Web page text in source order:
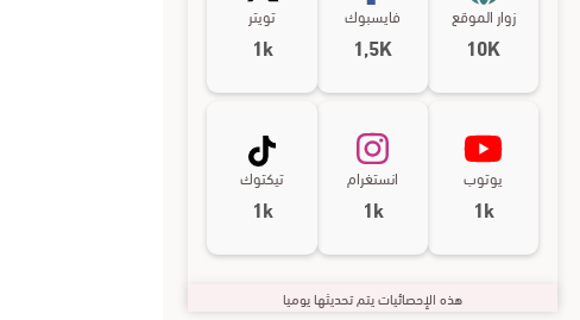
زوار الموقع
10K
فايسبوك
1,5K
تويتر
1k
يوتوب
1k
انستغرام
1k
تيكتوك
1k
هذه الإحصائيات يتم تحديثها يوميا